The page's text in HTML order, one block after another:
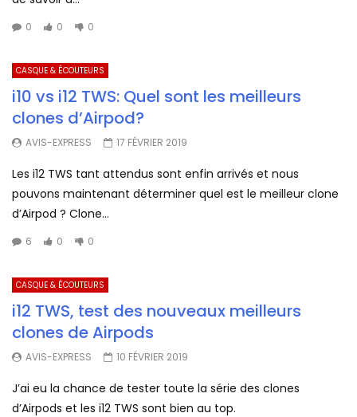
0 0 0
CASQUE & ÉCOUTEURS
i10 vs i12 TWS: Quel sont les meilleurs
clones d’Airpod?
AVIS-EXPRESS 17 FÉVRIER 2019
Les i12 TWS tant attendus sont enfin arrivés et nous
pouvons maintenant déterminer quel est le meilleur clone
d’Airpod ? Clone...
6 0 0
CASQUE & ÉCOUTEURS
i12 TWS, test des nouveaux meilleurs
clones de Airpods
AVIS-EXPRESS 10 FÉVRIER 2019
J’ai eu la chance de tester toute la série des clones
d’Airpods et les i12 TWS sont bien au top.